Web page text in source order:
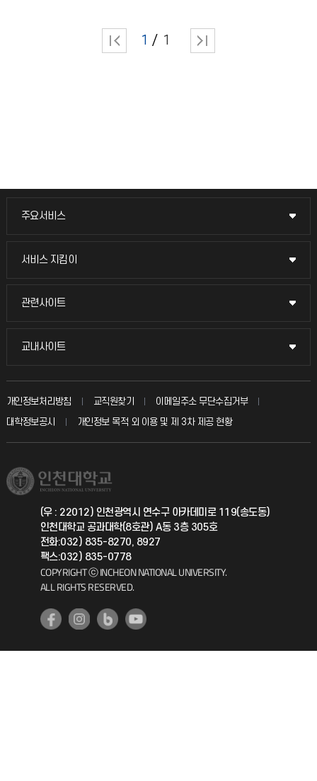
1 1
주요서비스
주요서비스
교무회의방송
입학안내
취업정보(학생)
서비스 지킴이
서비스 지킴이
묻고 답하기
칭찬마당
학생서비스 지킴이
관련사이트
관련사이트
국방헬프콜
총동문회
교내사이트
교내사이트
교수회
교육혁신본부
국제지원과
공자아카데미
기초교육원
개인정보처리방침 교직원찾기
이메일주소 무단수집거부
대학정보공시
개인정보 목적 외 이용 및 제 3차 제공 현황
(우 : 22012) 인천광역시 연수구 아카데미로 119(송도동)
인천대학교 공과대학(8호관) A동 3층 305호
전화:032) 835-8270, 8927
팩스:032) 835-0778
COPYRIGHT ⓒ INCHEON NATIONAL UNIVERSITY.
ALL RIGHTS RESERVED.